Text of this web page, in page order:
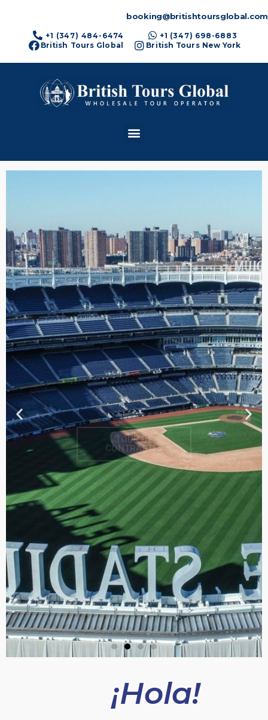
booking@britishtoursglobal.com
+1 (347) 484-6474
+1 (347) 698-6883
British Tours Global
British Tours New York
TOUR DE
CONTRASTES
¡Hola!